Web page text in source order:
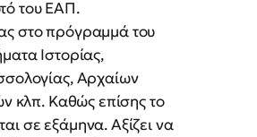
του ΕΑΠ.
στο πρόγραμμά του
Ιστορίας,
Αρχαίων
κλπ. Καθώς επίσης το
σε εξάμηνα. Αξίζει να